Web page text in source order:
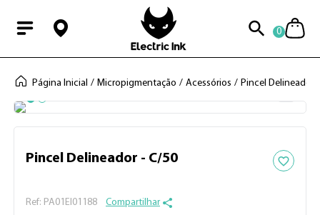
Modal0
Página Inicial Micropigmentação Acessórios Pincel Delineador
Pincel Delineador - C/50 Adicionar
: PA01EI01188 Compartilhar